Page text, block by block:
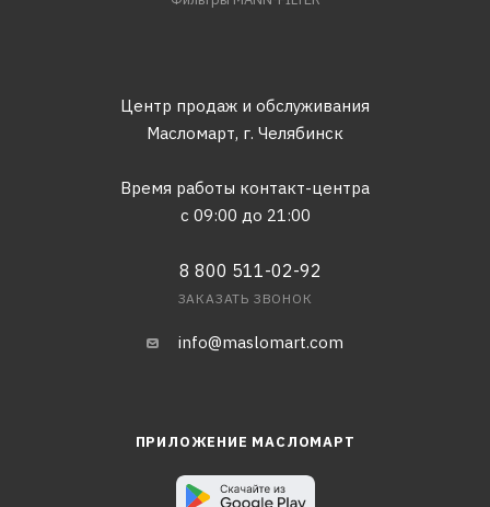
Центр продаж и обслуживания
Масломарт, г. Челябинск
Время работы контакт-центра
с 09:00 до 21:00
8 800 511-02-92
ЗАКАЗАТЬ ЗВОНОК
info@maslomart.com
ПРИЛОЖЕНИЕ МАСЛОМАРТ